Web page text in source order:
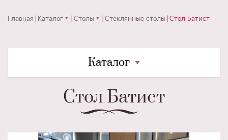
Главная Каталог Столы Стеклянные столы Стол Батист
Каталог
Стол Батист